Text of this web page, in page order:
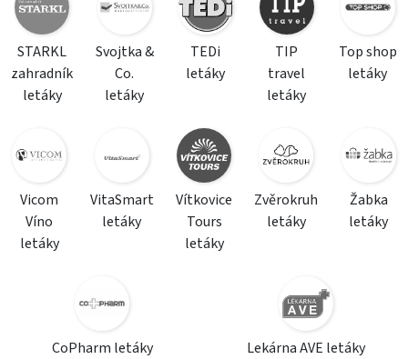
STARKL
zahradník
letáky
Svojtka &
Co.
letáky
TEDi
letáky
TIP
travel
letáky
Top shop
letáky
Vicom
Víno
letáky
VitaSmart
letáky
Vítkovice
Tours
letáky
Zvěrokruh
letáky
Žabka
letáky
CoPharm letáky Lekárna AVE letáky